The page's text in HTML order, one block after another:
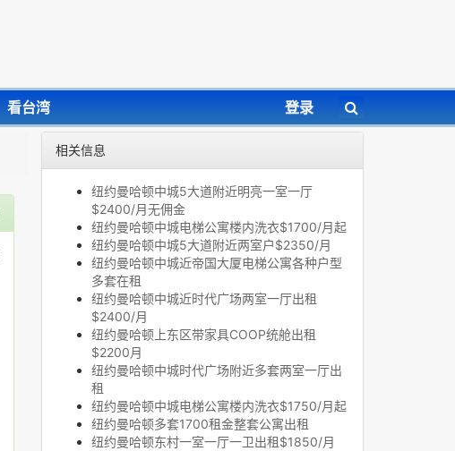
看台湾 登录
相关信息
纽约曼哈顿中城5大道附近明亮一室一厅
$2400/月无佣金
纽约曼哈顿中城电梯公寓楼内洗衣$1700/月起
纽约曼哈顿中城5大道附近两室户$2350/月
纽约曼哈顿中城近帝国大厦电梯公寓各种户型
多套在租
纽约曼哈顿中城近时代广场两室一厅出租
$2400/月
纽约曼哈顿上东区带家具COOP统舱出租
$2200月
纽约曼哈顿中城时代广场附近多套两室一厅出
租
纽约曼哈顿中城电梯公寓楼内洗衣$1750/月起
纽约曼哈顿多套1700租金整套公寓出租
纽约曼哈顿东村一室一厅一卫出租$1850/月